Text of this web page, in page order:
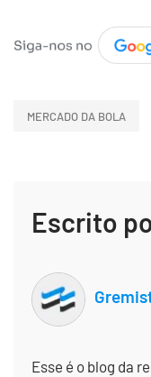
MERCADO DA BOLA
Escrito
Esse é o blog da